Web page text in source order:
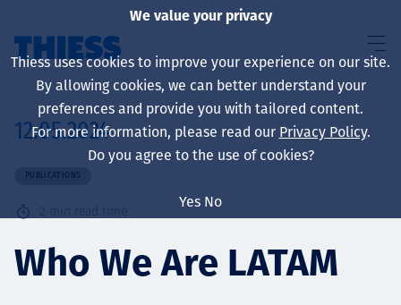
About us
Sustainability
12.05.2024
PUBLICATIONS
2 min read time
Who We Are LATAM
We value your privacy
Thiess uses cookies to improve your experience on our site.
By allowing cookies, we can better understand your
preferences and provide you with tailored content.
For more information, please read our Privacy Policy.
Do you agree to the use of cookies?
Yes No